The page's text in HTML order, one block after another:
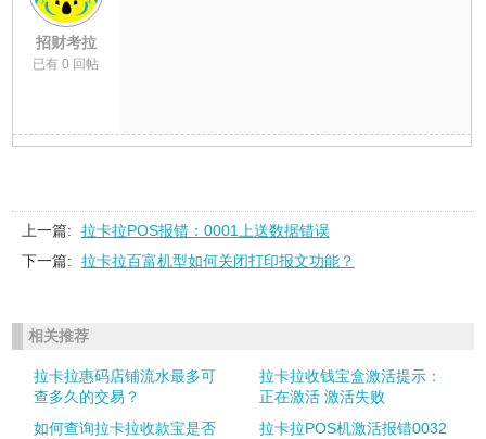
招财考拉
已有 0 回帖
上一篇:
拉卡拉POS报错：0001上送数据错误
下一篇:
拉卡拉百富机型如何关闭打印报文功能？
相关推荐
拉卡拉惠码店铺流水最多可
查多久的交易？
拉卡拉收钱宝盒激活提示：
正在激活 激活失败
如何查询拉卡拉收款宝是否
拉卡拉POS机激活报错0032